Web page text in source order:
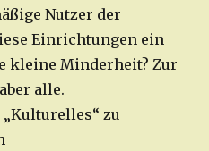
Nutzer der
Einrichtungen ein
kleine Minderheit? Zur
alle.
zu